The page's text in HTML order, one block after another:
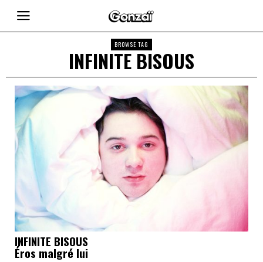
BROWSE TAG
INFINITE BISOUS
INFINITE BISOUS
Éros malgré lui